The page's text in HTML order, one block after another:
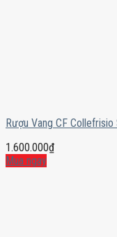
Rượu Vang CF
1.600.000₫
Mua ngay